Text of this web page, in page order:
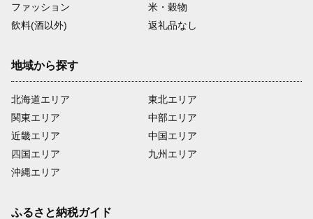
ファッション
米・穀物
飲料(酒以外)
返礼品なし
地域から探す
北海道エリア
関東エリア
近畿エリア
四国エリア
沖縄エリア
東北エリア
中部エリア
中国エリア
九州エリア
ふるさと納税ガイド